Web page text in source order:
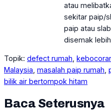
atau
sekitar paip/
paip atau
disemak
Topik: defect rumah
Malaysia masalah paip rumah
bilik air bertompok hitam
Baca Seterusnya